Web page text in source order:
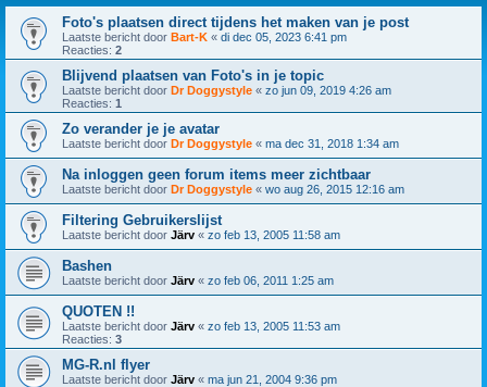
Foto's plaatsen direct tijdens het maken van je post
Laatste bericht door Bart-K « di dec 05, 2023 6:41 pm
Reacties: 2
Blijvend plaatsen van Foto's in je topic
Laatste bericht door Dr Doggystyle « zo jun 09, 2019 4:26 am
Reacties: 1
Zo verander je je avatar
Laatste bericht door Dr Doggystyle « ma dec 31, 2018 1:34 am
Na inloggen geen forum items meer zichtbaar
Laatste bericht door Dr Doggystyle « wo aug 26, 2015 12:16 am
Filtering Gebruikerslijst
Laatste bericht door Järv « zo feb 13, 2005 11:58 am
Bashen
Laatste bericht door Järv « zo feb 06, 2011 1:25 am
QUOTEN !!
Laatste bericht door Järv « zo feb 13, 2005 11:53 am
Reacties: 3
MG-R.nl flyer
Laatste bericht door Järv « ma jun 21, 2004 9:36 pm